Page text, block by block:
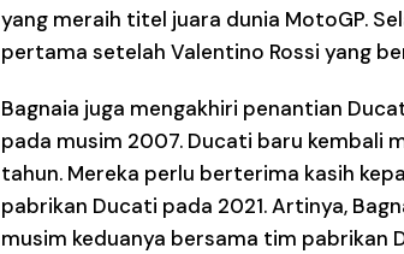
yang meraih titel juara dunia MotoGP.
pertama setelah Valentino Rossi yang
Bagnaia juga mengakhiri penantian
pada musim 2007. Ducati baru kembali
tahun. Mereka perlu berterima kasih
pabrikan Ducati pada 2021. Artinya,
musim keduanya bersama tim pabrikan